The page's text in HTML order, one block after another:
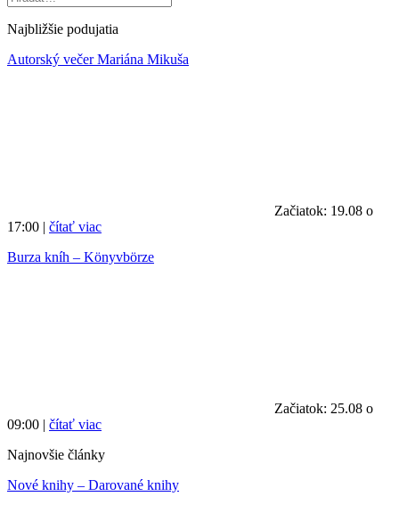
Najbližšie podujatia
Autorský večer Mariána Mikuša
Začiatok: 19.08 o
17:00 | čítať viac
Burza kníh – Könyvbörze
Začiatok: 25.08 o
09:00 | čítať viac
Najnovšie články
Nové knihy – Darované knihy